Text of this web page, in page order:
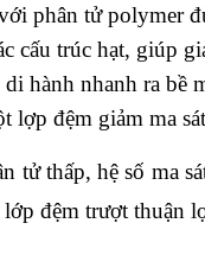
phân tử polymer
cấu trúc hạt, giúp
hành nhanh ra
lợp đệm giảm ma
tử thấp, hệ số ma
đệm trượt thuận